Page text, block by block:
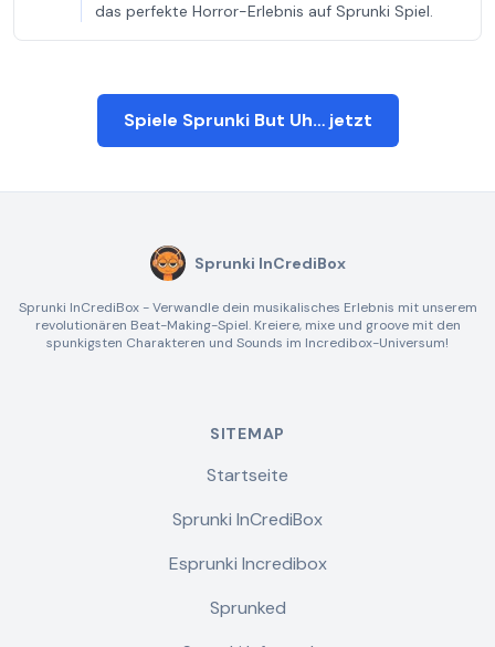
das perfekte Horror-Erlebnis auf Sprunki Spiel.
Spiele Sprunki But Uh… jetzt
Sprunki InCrediBox
Sprunki InCrediBox - Verwandle dein musikalisches Erlebnis mit unserem
revolutionären Beat-Making-Spiel. Kreiere, mixe und groove mit den
spunkigsten Charakteren und Sounds im Incredibox-Universum!
SITEMAP
Startseite
Sprunki InCrediBox
Esprunki Incredibox
Sprunked